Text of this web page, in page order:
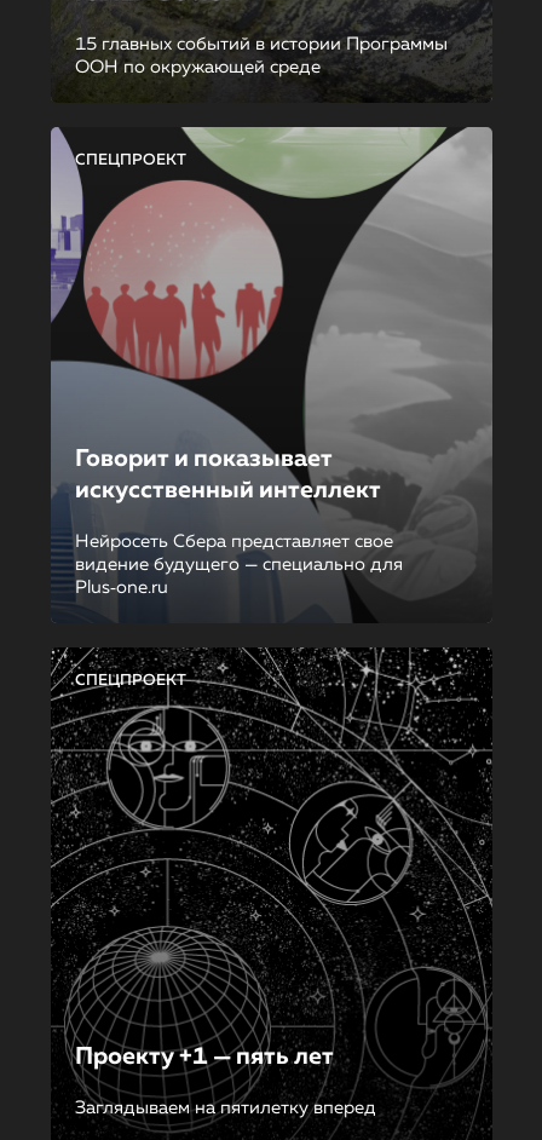
15 главных событий в истории Программы
ООН по окружающей среде
СПЕЦПРОЕКТ
Говорит и показывает
искусственный интеллект
Нейросеть Сбера представляет свое
видение будущего — специально для
Plus‑one.ru
СПЕЦПРОЕКТ
Проекту +1 — пять лет
Заглядываем на пятилетку вперед